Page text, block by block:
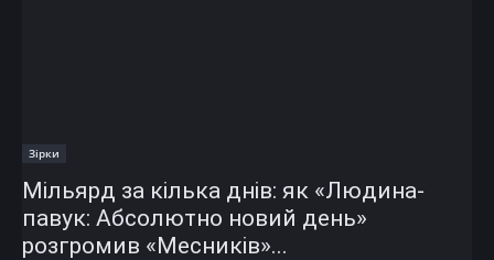
Зірки
Мільярд за кілька днів: як «Людина-
павук: Абсолютно новий день»
розгромив «Месників»...